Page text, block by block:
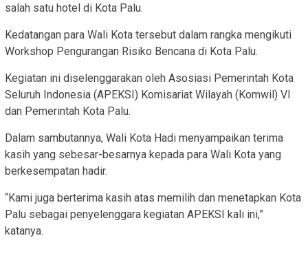
salah satu hotel di Kota Palu.
Kedatangan para Wali Kota tersebut dalam rangka mengikuti
Workshop Pengurangan Risiko Bencana di Kota Palu.
Kegiatan ini diselenggarakan oleh Asosiasi Pemerintah Kota
Seluruh Indonesia (APEKSI) Komisariat Wilayah (Komwil) VI
dan Pemerintah Kota Palu.
Dalam sambutannya, Wali Kota Hadi menyampaikan terima
kasih yang sebesar-besarnya kepada para Wali Kota yang
berkesempatan hadir.
“Kami juga berterima kasih atas memilih dan menetapkan Kota
Palu sebagai penyelenggara kegiatan APEKSI kali ini,”
katanya.